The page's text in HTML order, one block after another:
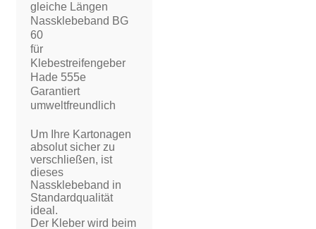
gleiche Längen
Nassklebeband BG
60
für
Klebestreifengeber
Hade 555e
Garantiert
umweltfreundlich
Um Ihre Kartonagen
absolut sicher zu
verschließen, ist
dieses
Nassklebeband in
Standardqualität
ideal.
Der Kleber wird beim